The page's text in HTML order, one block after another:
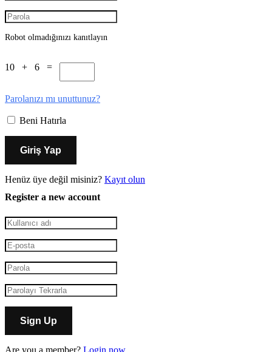
Robot olmadığınızı kanıtlayın
10 + 6 =
Parolanızı mı unuttunuz?
Beni Hatırla
Henüz üye değil misiniz? Kayıt olun
Register a new account
Are you a member? Login now